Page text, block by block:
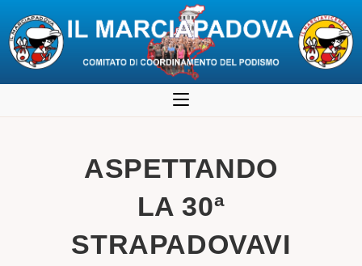
al
ASPETTANDO
LA 30ª
STRAPADOVAVI